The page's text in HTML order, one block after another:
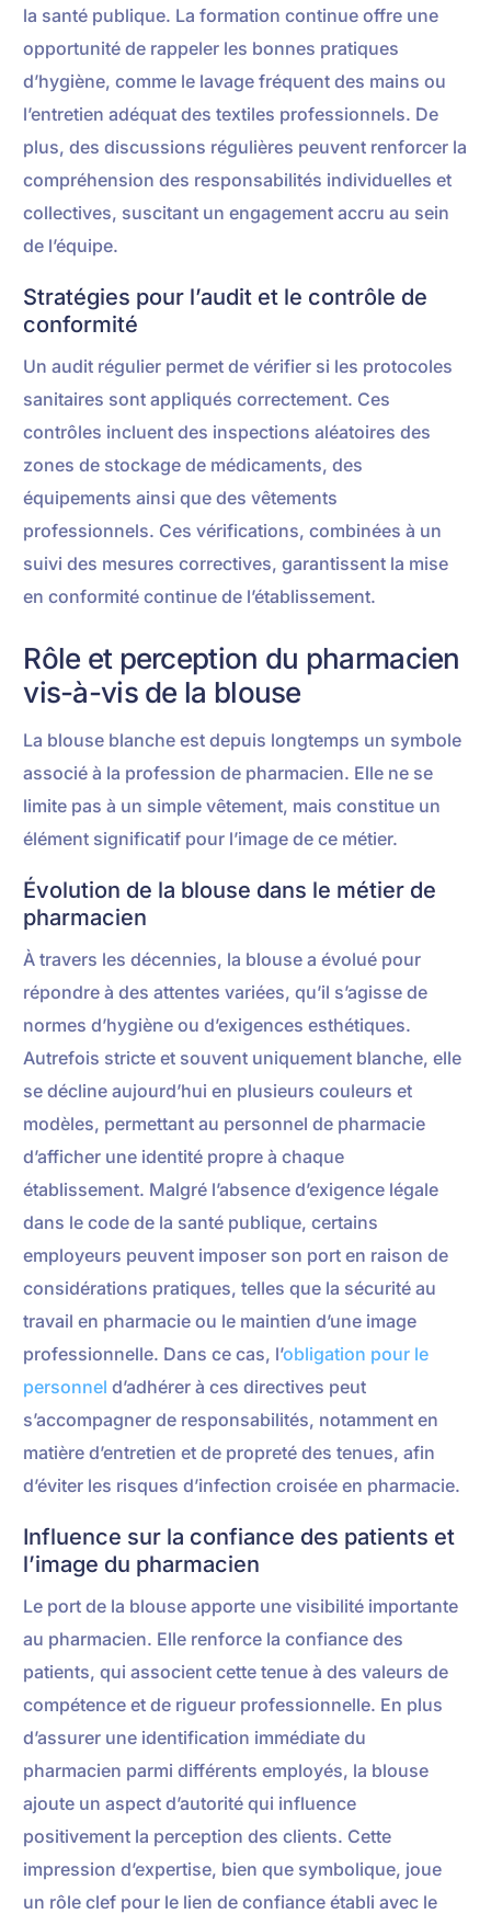
la santé publique. La formation continue offre une
opportunité de rappeler les bonnes pratiques
d’hygiène, comme le lavage fréquent des mains ou
l’entretien adéquat des textiles professionnels. De
plus, des discussions régulières peuvent renforcer la
compréhension des responsabilités individuelles et
collectives, suscitant un engagement accru au sein
de l’équipe.
Stratégies pour l’audit et le contrôle de
conformité
Un audit régulier permet de vérifier si les protocoles
sanitaires sont appliqués correctement. Ces
contrôles incluent des inspections aléatoires des
zones de stockage de médicaments, des
équipements ainsi que des vêtements
professionnels. Ces vérifications, combinées à un
suivi des mesures correctives, garantissent la mise
en conformité continue de l’établissement.
Rôle et perception du pharmacien
vis-à-vis de la blouse
La blouse blanche est depuis longtemps un symbole
associé à la profession de pharmacien. Elle ne se
limite pas à un simple vêtement, mais constitue un
élément significatif pour l’image de ce métier.
Évolution de la blouse dans le métier de
pharmacien
À travers les décennies, la blouse a évolué pour
répondre à des attentes variées, qu’il s’agisse de
normes d’hygiène ou d’exigences esthétiques.
Autrefois stricte et souvent uniquement blanche, elle
se décline aujourd’hui en plusieurs couleurs et
modèles, permettant au personnel de pharmacie
d’afficher une identité propre à chaque
établissement. Malgré l’absence d’exigence légale
dans le code de la santé publique, certains
employeurs peuvent imposer son port en raison de
considérations pratiques, telles que la sécurité au
travail en pharmacie ou le maintien d’une image
professionnelle. Dans ce cas, l’obligation pour le
personnel d’adhérer à ces directives peut
s’accompagner de responsabilités, notamment en
matière d’entretien et de propreté des tenues, afin
d’éviter les risques d’infection croisée en pharmacie.
Influence sur la confiance des patients et
l’image du pharmacien
Le port de la blouse apporte une visibilité importante
au pharmacien. Elle renforce la confiance des
patients, qui associent cette tenue à des valeurs de
compétence et de rigueur professionnelle. En plus
d’assurer une identification immédiate du
pharmacien parmi différents employés, la blouse
ajoute un aspect d’autorité qui influence
positivement la perception des clients. Cette
impression d’expertise, bien que symbolique, joue
un rôle clef pour le lien de confiance établi avec le